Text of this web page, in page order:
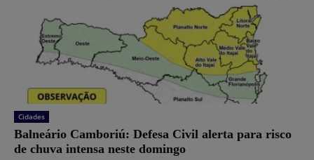
Cidades
Balneário Camboriú: Defesa Civil alerta para risco
de chuva intensa neste domingo